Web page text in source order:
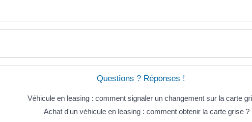
Questions ? Réponses !
Véhicule en leasing : comment signaler un changement sur la carte
Achat d'un véhicule en leasing : comment obtenir la carte grise ?